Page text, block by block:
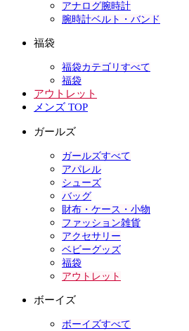
アナログ腕時計
腕時計ベルト・バンド
福袋
福袋カテゴリすべて
福袋
アウトレット
メンズ TOP
ガールズ
ガールズすべて
アパレル
シューズ
バッグ
財布・ケース・小物
ファッション雑貨
アクセサリー
ベビーグッズ
福袋
アウトレット
ボーイズ
ボーイズすべて